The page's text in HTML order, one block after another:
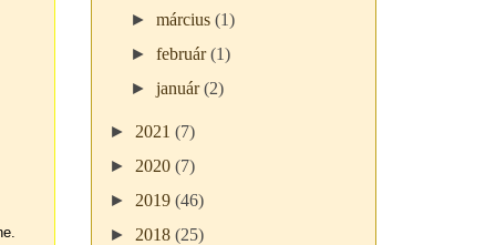
►március(1)
►február(1)
►január(2)
► 2021 (7)
► 2020 (7)
► 2019 (46)
► 2018 (25)